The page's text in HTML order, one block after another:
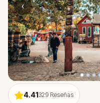
‹
4.41329 Reseñas